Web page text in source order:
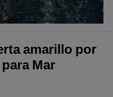
amarillo por
Mar